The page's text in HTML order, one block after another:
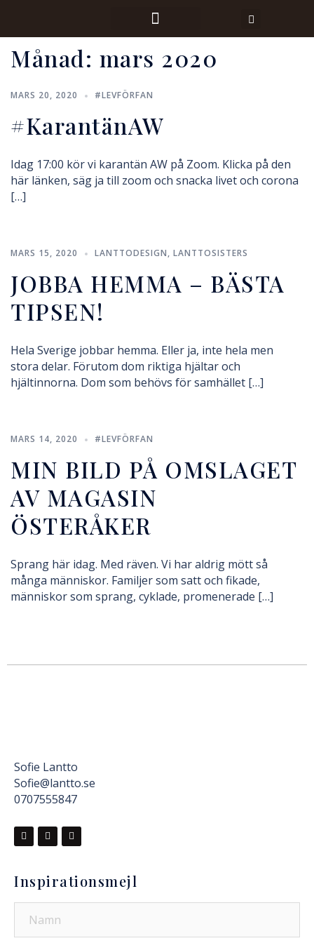
Månad: mars 2020
MARS 20, 2020 #LEVFÖRFAN
#KarantänAW
Idag 17:00 kör vi karantän AW på Zoom. Klicka på den
här länken, säg ja till zoom och snacka livet och corona
[…]
MARS 15, 2020 LANTTODESIGN, LANTTOSISTERS
JOBBA HEMMA – BÄSTA
TIPSEN!
Hela Sverige jobbar hemma. Eller ja, inte hela men
stora delar. Förutom dom riktiga hjältar och
hjältinnorna. Dom som behövs för samhället […]
MARS 14, 2020 #LEVFÖRFAN
MIN BILD PÅ OMSLAGET
AV MAGASIN
ÖSTERÅKER
Sprang här idag. Med räven. Vi har aldrig mött så
många människor. Familjer som satt och fikade,
människor som sprang, cyklade, promenerade […]
Sofie Lantto
Sofie@lantto.se
0707555847
Inspirationsmejl